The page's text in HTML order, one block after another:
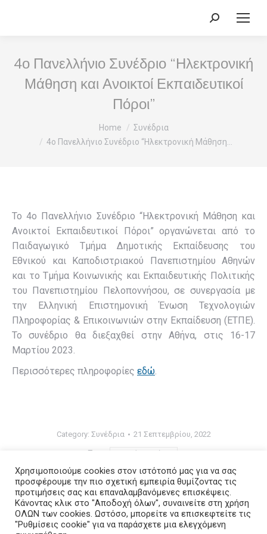
Search:
4ο Πανελλήνιο Συνέδριο “Ηλεκτρονική
Μάθηση και Ανοικτοί Εκπαιδευτικοί
Πόροι”
Home
Συνέδρια
4ο Πανελλήνιο Συνέδριο “Ηλεκτρονική Μάθηση…
Το 4ο Πανελλήνιο Συνέδριο “Ηλεκτρονική Μάθηση και
Ανοικτοί Εκπαιδευτικοί Πόροι” οργανώνεται από το
Παιδαγωγικό Τμήμα Δημοτικής Εκπαίδευσης του
Εθνικού και Καποδιστριακού Πανεπιστημίου Αθηνών
και το Τμήμα Κοινωνικής και Εκπαιδευτικής Πολιτικής
του Πανεπιστημίου Πελοποννήσου, σε συνεργασία με
την Ελληνική Επιστημονική Ένωση Τεχνολογιών
Πληροφορίας & Επικοινωνιών στην Εκπαίδευση (ΕΤΠΕ).
Το συνέδριο θα διεξαχθεί στην Αθήνα, στις 16-17
Μαρτίου 2023.
Περισσότερες πληροφορίες εδώ.
Category: Συνέδρια 21 Σεπτεμβρίου, 2022
Tags: Πανελλήνιο Συνέδριο
Post
Χρησιμοποιούμε cookies στον ιστότοπό μας για να σας
προσφέρουμε την πιο σχετική εμπειρία θυμίζοντας τις
προτιμήσεις σας και επαναλαμβανόμενες επισκέψεις.
Κάνοντας κλικ στο "Αποδοχή όλων", συναινείτε στη χρήση
ΟΛΩΝ των cookies. Ωστόσο, μπορείτε να επισκεφτείτε τις
"Ρυθμίσεις cookie" για να παράσχετε μια ελεγχόμενη